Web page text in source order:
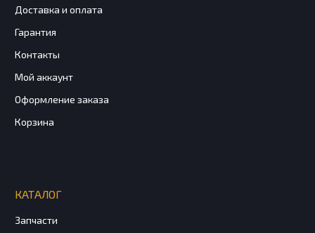
Доставка и оплата
Гарантия
Контакты
Мой аккаунт
Оформление заказа
Корзина
КАТАЛОГ
Запчасти